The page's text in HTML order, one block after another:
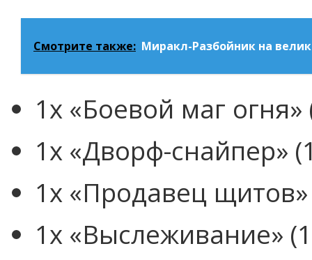
Смотрите также: Миракл-Разбойник на
1x «Боевой маг огня»
1x «Дворф-снайпер»
1x «Продавец щитов»
1x «Выслеживание»